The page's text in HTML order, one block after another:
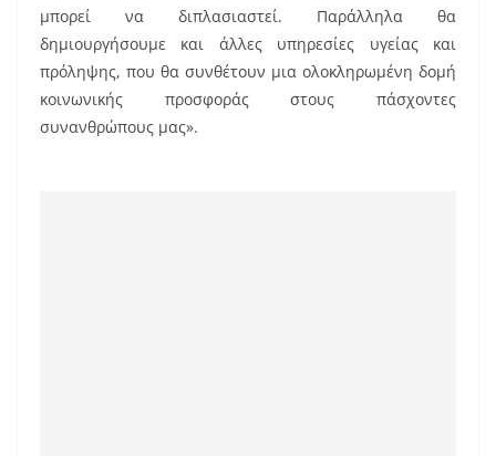
μπορεί να διπλασιαστεί. Παράλληλα θα
δημιουργήσουμε και άλλες υπηρεσίες υγείας και
πρόληψης, που θα συνθέτουν μια ολοκληρωμένη δομή
κοινωνικής προσφοράς στους πάσχοντες
συνανθρώπους μας».